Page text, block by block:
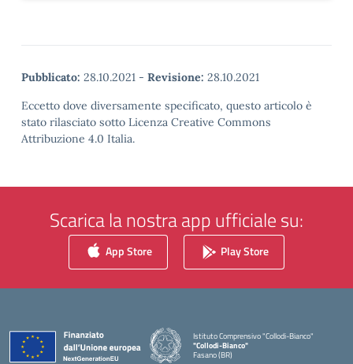
Pubblicato: 28.10.2021 - Revisione: 28.10.2021
Eccetto dove diversamente specificato, questo articolo è
stato rilasciato sotto Licenza Creative Commons
Attribuzione 4.0 Italia.
Scarica la nostra app ufficiale su:
App Store Play Store
Istituto Comprensivo "Collodi-Bianco"
"Collodi-Bianco"
Fasano (BR)